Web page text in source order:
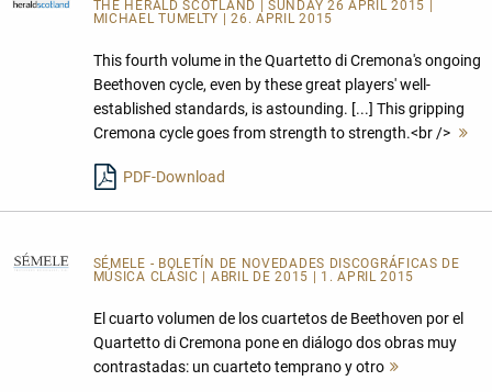
THE HERALD SCOTLAND
| SUNDAY 26 APRIL 2015 |
MICHAEL TUMELTY | 26. APRIL 2015
This fourth volume in the Quartetto di Cremona's ongoing
Beethoven cycle, even by these great players' well-
established standards, is astounding. [...] This gripping
Cremona cycle goes from strength to strength.<br />
PDF-Download
SÉMELE - BOLETÍN DE NOVEDADES DISCOGRÁFICAS DE
MÚSICA CLÁSIC
| ABRIL DE 2015 | 1. APRIL 2015
El cuarto volumen de los cuartetos de Beethoven por el
Quartetto di Cremona pone en diálogo dos obras muy
contrastadas: un cuarteto temprano y otro